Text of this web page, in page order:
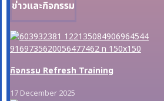
ข่าวและกิจกรรม
กิจกรรม Refresh Training
17 December 2025